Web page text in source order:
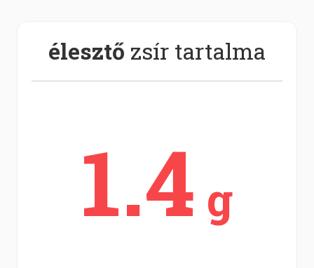
élesztő zsír tartalma
1.4 g